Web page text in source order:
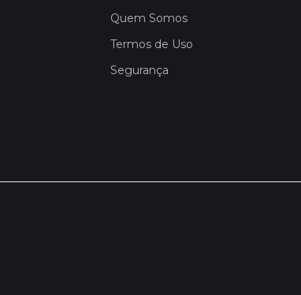
Quem Somos
Termos de Uso
Segurança